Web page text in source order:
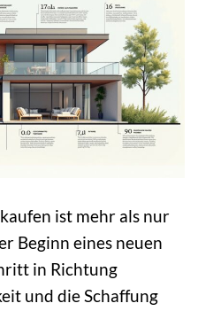
ist mehr als nur
Beginn eines neuen
in Richtung
und die Schaffung